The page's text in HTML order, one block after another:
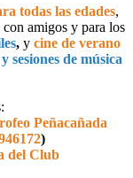
todas las edades,
amigos y para los
, y cine de verano
sesiones de música
Peñacañada
)
del Club